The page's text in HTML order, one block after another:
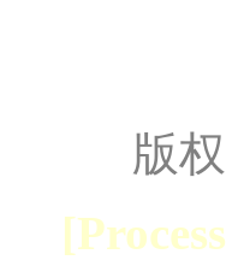
版